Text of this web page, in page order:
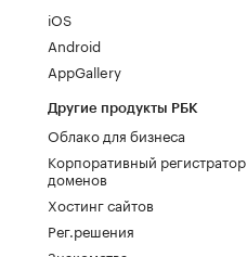
iOS
Android
AppGallery
Другие продукты РБК
Облако для бизнеса
Корпоративный регистратор
доменов
Хостинг сайтов
Рег.решения